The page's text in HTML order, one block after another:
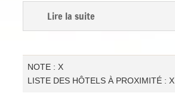
Lire la suite
NOTE : X
LISTE DES HÔTELS À PROXIMITÉ : X